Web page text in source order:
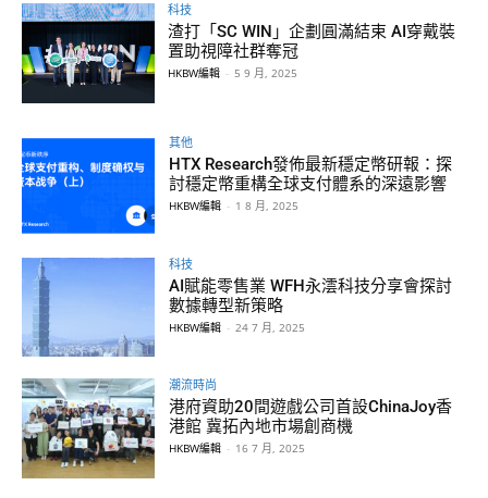
科技
渣打「SC WIN」企劃圓滿結束 AI穿戴裝
置助視障社群奪冠
HKBW編輯 - 5 9 月, 2025
其他
HTX Research發佈最新穩定幣研報：探
討穩定幣重構全球支付體系的深遠影響
HKBW編輯 - 1 8 月, 2025
科技
AI賦能零售業 WFH永澐科技分享會探討
數據轉型新策略
HKBW編輯 - 24 7 月, 2025
潮流時尚
港府資助20間遊戲公司首設ChinaJoy香
港館 冀拓內地市場創商機
HKBW編輯 - 16 7 月, 2025